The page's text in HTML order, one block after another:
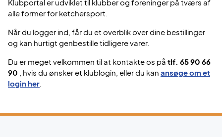
Klubportal er udviklet til klubber og foreninger på tværs af
alle former for ketchersport.
Når du logger ind, får du et overblik over dine bestillinger
og kan hurtigt genbestille tidligere varer.
Du er meget velkommen til at kontakte os på tlf. 65 90 66
90
, hvis du ønsker et klublogin, eller du kan ansøge om et
login her